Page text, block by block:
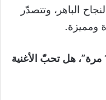
الباهر، وتتصدّر
ومميزة.
– قدّمت في الألبوم أغنية “حذّرتك 100 مرة”، هل تحبّ الأغنية